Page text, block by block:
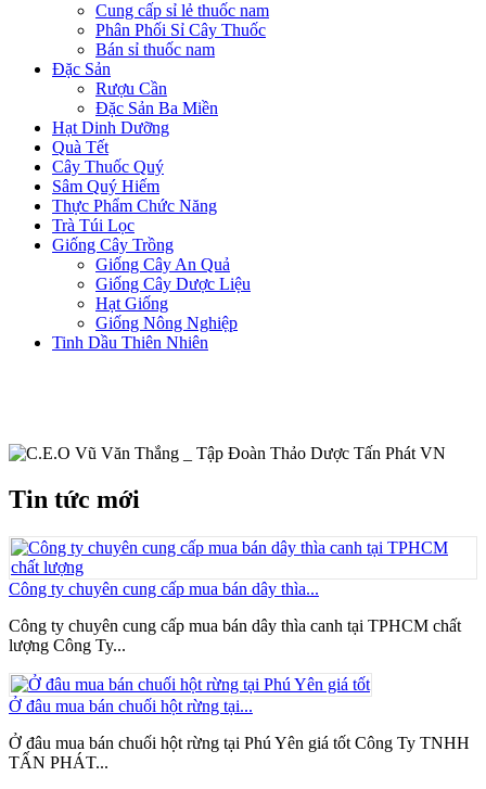
Cung cấp sỉ lẻ thuốc nam
Phân Phối Sỉ Cây Thuốc
Bán sỉ thuốc nam
Đặc Sản
Rượu Cần
Đặc Sản Ba Miền
Hạt Dinh Dưỡng
Quà Tết
Cây Thuốc Quý
Sâm Quý Hiếm
Thực Phẩm Chức Năng
Trà Túi Lọc
Giống Cây Trồng
Giống Cây An Quả
Giống Cây Dược Liệu
Hạt Giống
Giống Nông Nghiệp
Tinh Dầu Thiên Nhiên
Tin tức mới
Công ty chuyên cung cấp mua bán dây thìa...
Công ty chuyên cung cấp mua bán dây thìa canh tại TPHCM chất
lượng Công Ty...
Ở đâu mua bán chuối hột rừng tại...
Ở đâu mua bán chuối hột rừng tại Phú Yên giá tốt Công Ty TNHH
TẤN PHÁT...